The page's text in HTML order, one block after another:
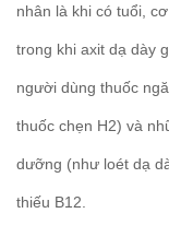
nhân là khi có tuổi,
trong khi axit dạ dày
người dùng thuốc
thuốc chẹn H2) và
dưỡng (như loét dạ
thiếu B12.